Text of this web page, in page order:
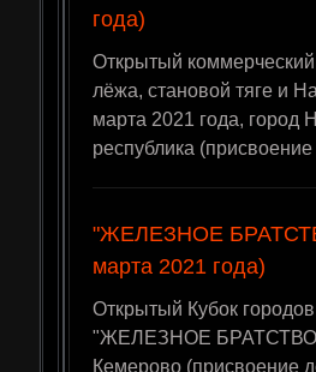
года)
Открытый
лёжа, становой тяге
марта 2021 года, город
республика
"ЖЕЛЕЗНОЕ
марта 2021 года)
Открытый Кубок
"ЖЕЛЕЗНОЕ БРАТСТВО -
Кемерово (присвоение